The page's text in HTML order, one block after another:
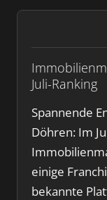
Juli-Ranking
Spannende
Döhren: Im
einige
bekannte